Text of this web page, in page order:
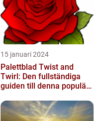
15 januari 2024
Palettblad Twist and
Twirl: Den fullständiga
guiden till denna populära